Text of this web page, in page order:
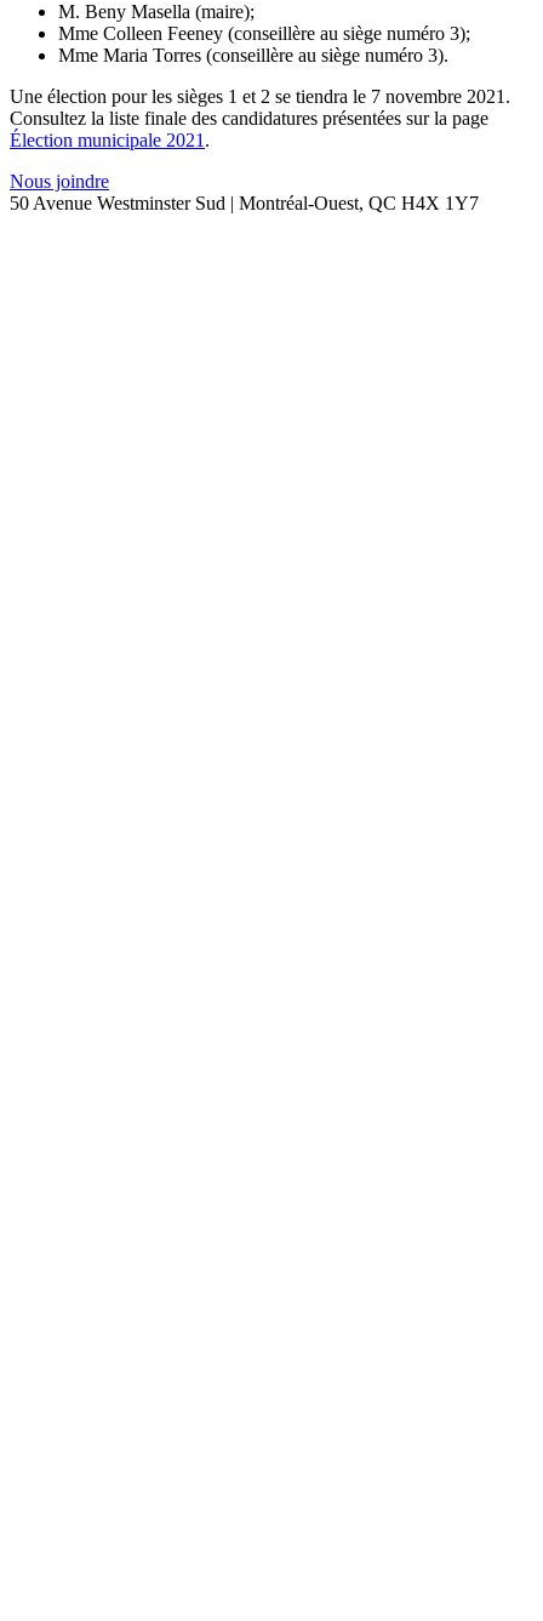
M. Beny Masella (maire);
Mme Colleen Feeney (conseillère au siège numéro 3);
Mme Maria Torres (conseillère au siège numéro 3).
Une élection pour les sièges 1 et 2 se tiendra le 7 novembre 2021.
Consultez la liste finale des candidatures présentées sur la page
Élection municipale 2021 .
Nous joindre
50 Avenue Westminster Sud | Montréal-Ouest, QC H4X 1Y7